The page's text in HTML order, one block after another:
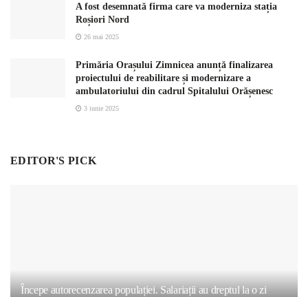
A fost desemnată firma care va moderniza stația
Roșiori Nord
26 mai 2025
Primăria Orașului Zimnicea anunță finalizarea
proiectului de reabilitare și modernizare a
ambulatoriului din cadrul Spitalului Orășenesc
3 iunie 2025
EDITOR'S PICK
Începe autorecenzarea populației. Salariații au dreptul la o zi